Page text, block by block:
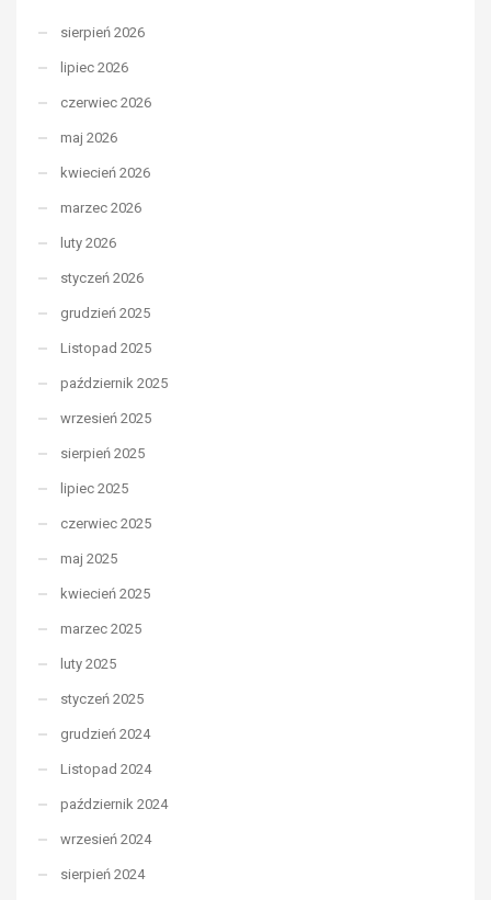
sierpień 2026
lipiec 2026
czerwiec 2026
maj 2026
kwiecień 2026
marzec 2026
luty 2026
styczeń 2026
grudzień 2025
Listopad 2025
październik 2025
wrzesień 2025
sierpień 2025
lipiec 2025
czerwiec 2025
maj 2025
kwiecień 2025
marzec 2025
luty 2025
styczeń 2025
grudzień 2024
Listopad 2024
październik 2024
wrzesień 2024
sierpień 2024